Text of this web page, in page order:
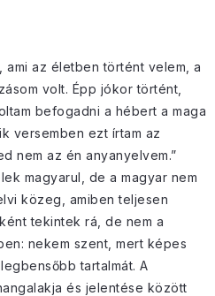
az életben történt velem, a
volt. Épp jókor történt,
befogadni a hébert a maga
versemben ezt írtam az
nem az én anyanyelvem.”
magyarul, de a magyar nem
közeg, amiben teljesen
tekintek rá, de nem a
nekem szent, mert képes
tartalmát. A
és jelentése között